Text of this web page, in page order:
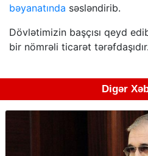
bəyanatında səsləndirib.
Dövlətimizin başçısı qeyd
bir nömrəli ticarət tərəfdaşıdır.
Digər